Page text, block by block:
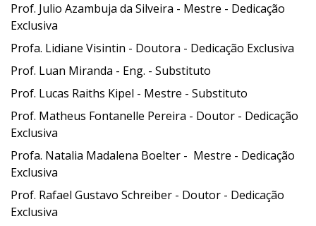
Prof. Julio Azambuja da Silveira - Mestre - Dedicação
Exclusiva
Profa. Lidiane Visintin - Doutora - Dedicação Exclusiva
Prof. Luan Miranda - Eng. - Substituto
Prof. Lucas Raiths Kipel - Mestre - Substituto
Prof. Matheus Fontanelle Pereira - Doutor - Dedicação
Exclusiva
Profa. Natalia Madalena Boelter - Mestre - Dedicação
Exclusiva
Prof. Rafael Gustavo Schreiber - Doutor - Dedicação
Exclusiva